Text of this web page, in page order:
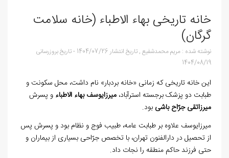
خانه تاریخی بهاء الاطباء (خانه سلامت
گرگان)
نوشته شده : مریم محمدشفیع ,تاریخ انتشار 1404/07/26
-تاریخ بروزرسانی
1404/08/19
این خانه تاریخی که زمانی «خانه بردبار» نام داشت، محل سکونت و
طبابت دو پزشک برجسته استرآباد، میرزایوسف بهاء الاطباء و پسرش
میرزاتقی جرّاح‌ باشی بود.
میرزایوسف علاوه بر طبابت عامه، طبیب فوج و نظام بود و پسرش پس
از تحصیل در دارالفنون تهران، با تخصص جرّاحی بسیاری از بیماران و
حتی فرزند حاکم منطقه را نجات داد.